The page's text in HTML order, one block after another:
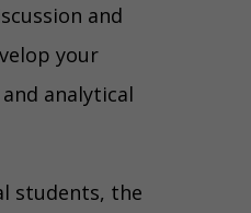
and
your
analytical
students, the